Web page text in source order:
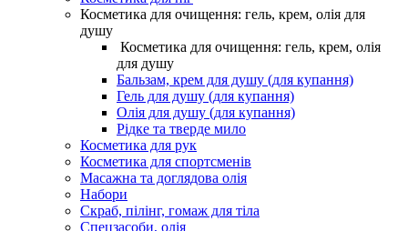
Косметика для очищення: гель, крем, олія для
душу
Косметика для очищення: гель, крем, олія
для душу
Бальзам, крем для душу (для купання)
Гель для душу (для купання)
Олія для душу (для купання)
Рідке та тверде мило
Косметика для рук
Косметика для спортсменів
Масажна та доглядова олія
Набори
Скраб, пілінг, гомаж для тіла
Спецзасоби, олія